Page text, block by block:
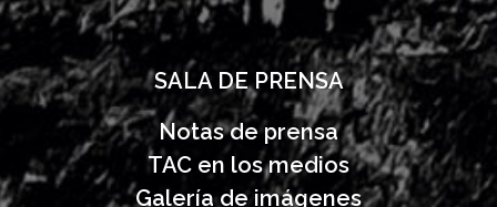
SALA DE PRENSA
Notas de prensa
TAC en los medios
Galería de imágenes